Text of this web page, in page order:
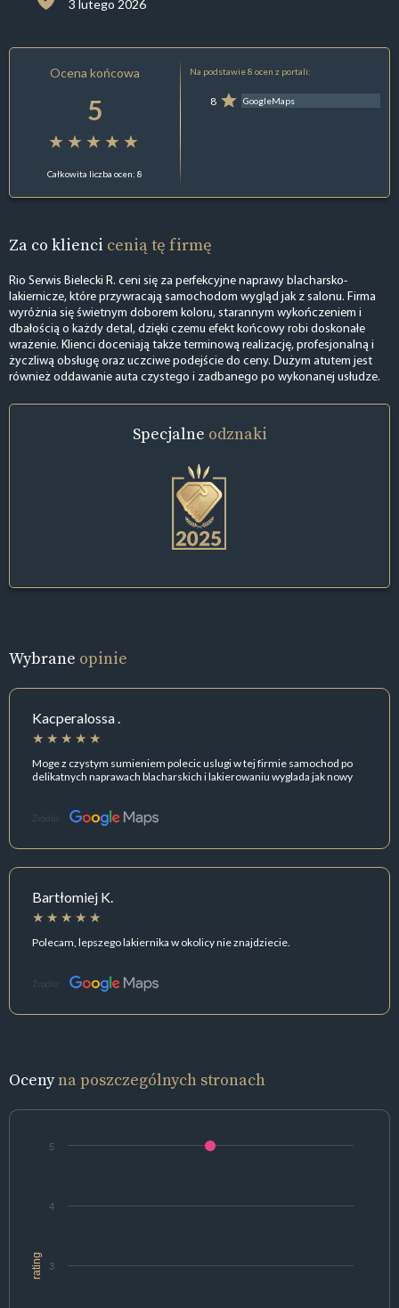
3 lutego 2026
Ocena końcowa
5
Całkowita liczba ocen: 8
Na podstawie 8 ocen z portali:
8 GoogleMaps
Za co klienci cenią tę firmę
Rio Serwis Bielecki R. ceni się za perfekcyjne naprawy blacharsko-
lakiernicze, które przywracają samochodom wygląd jak z salonu. Firma
wyróżnia się świetnym doborem koloru, starannym wykończeniem i
dbałością o każdy detal, dzięki czemu efekt końcowy robi doskonałe
wrażenie. Klienci doceniają także terminową realizację, profesjonalną i
życzliwą obsługę oraz uczciwe podejście do ceny. Dużym atutem jest
również oddawanie auta czystego i zadbanego po wykonanej usłudze.
Specjalne odznaki
Wybrane opinie
Kacperalossa .
Moge z czystym sumieniem polecic uslugi w tej firmie samochod po
delikatnych naprawach blacharskich i lakierowaniu wyglada jak nowy
Źródło:
Bartłomiej K.
Polecam, lepszego lakiernika w okolicy nie znajdziecie.
Źródło:
Ocenyna poszczególnych stronach
rating 3
4
5